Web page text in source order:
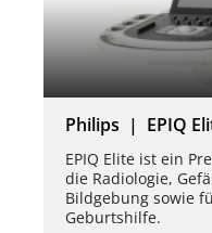
Philips | EPIQ
EPIQ Elite ist ein
die Radiologie,
Bildgebung sowie
Geburtshilfe.